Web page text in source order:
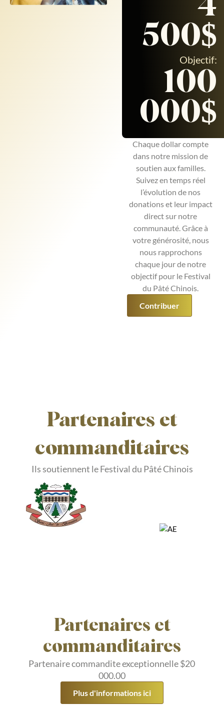
500$
Objectif:
100
000$
Chaque dollar compte
dans notre mission de
soutien aux familles.
Suivez en temps réel
l’évolution de nos
donations et leur impact
direct sur notre
communauté. Grâce à
votre générosité, nous
nous rapprochons
chaque jour de notre
objectif pour le Festival
du Pâté Chinois.
Contribuer
Partenaires et
commanditaires
Ils soutiennent le Festival du Pâté Chinois
Partenaires et
commanditaires
Partenaire commandite exceptionnelle $20
000.00
Plus d'informations ici